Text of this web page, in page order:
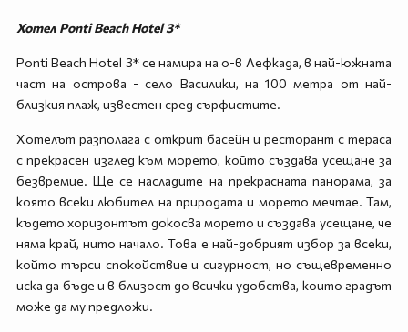
Хотел Ponti Beach Hotel 3*
Ponti Beach Hotel 3* се намира на о-в Лефкада, в най-южната
част на острова - село Василики, на 100 метра от най-
близкия плаж, известен сред сърфистите.
Хотелът разполага с открит басейн и ресторант с тераса
с прекрасен изглед към морето, който създава усещане за
безвремие. Ще се насладите на прекрасната панорама, за
която всеки любител на природата и морето мечтае. Там,
където хоризонтът докосва морето и създава усещане, че
няма край, нито начало. Това е най-добрият избор за всеки,
който търси спокойствие и сигурност, но същевременно
иска да бъде и в близост до всички удобства, които градът
може да му предложи.